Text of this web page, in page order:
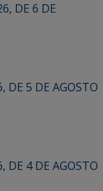
DE 6 DE
DE 5 DE AGOSTO
DE 4 DE AGOSTO